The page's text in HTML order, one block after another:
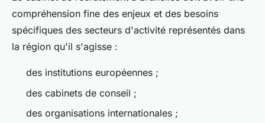
compréhension fine des enjeux et des besoins
spécifiques des secteurs d'activité représentés dans
la région qu'il s'agisse :
des institutions européennes ;
des cabinets de conseil ;
des organisations internationales ;